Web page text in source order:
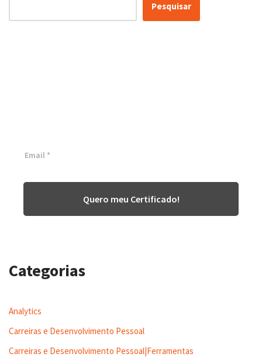
Pesquisar
Quero meu Certificado!
Categorias
Analytics
Carreiras e Desenvolvimento Pessoal
Carreiras e Desenvolvimento Pessoal|Ferramentas